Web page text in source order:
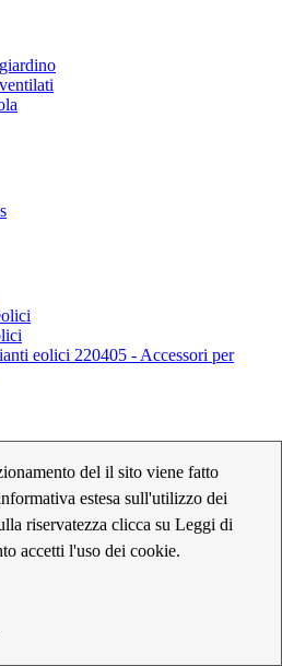
del il sito viene fatto
estesa sull'utilizzo dei
riservatezza clicca su Leggi di
accetti l'uso dei cookie.
eolici 220405 - Accessori per
fotovoltaici
per impianti fotovoltaici
e configurazione per impianti
fotovoltaici